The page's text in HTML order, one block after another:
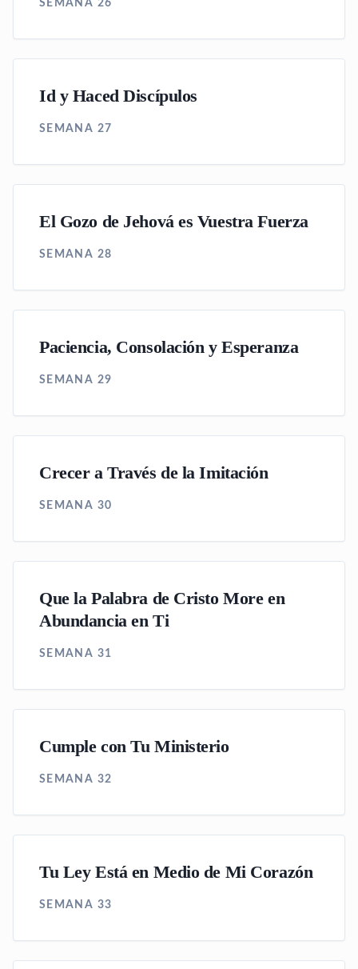
SEMANA 26
Id y Haced Discípulos
SEMANA 27
El Gozo de Jehová es Vuestra Fuerza
SEMANA 28
Paciencia, Consolación y Esperanza
SEMANA 29
Crecer a Través de la Imitación
SEMANA 30
Que la Palabra de Cristo More en
Abundancia en Ti
SEMANA 31
Cumple con Tu Ministerio
SEMANA 32
Tu Ley Está en Medio de Mi Corazón
SEMANA 33